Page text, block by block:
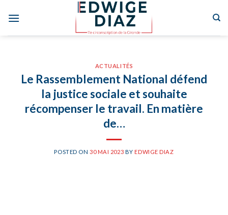
ACTUALITÉS
Le Rassemblement National défend
la justice sociale et souhaite
récompenser le travail. En matière
de…
POSTED ON 30 MAI 2023 BYEDWIGE DIAZ